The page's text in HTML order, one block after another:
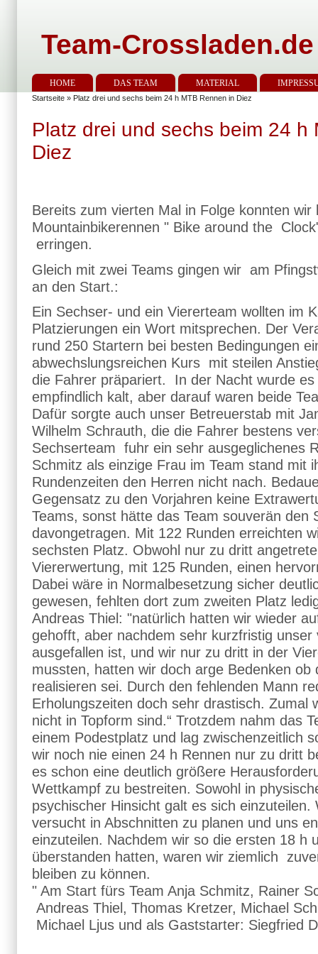
Team-Crossladen.de
HOME DAS TEAM MATERIAL
Startseite » Platz drei und sechs beim 24 h MTB Rennen in Diez
Platz drei und sechs beim 24 h
Diez
Bereits zum vierten Mal in Folge konnten wir
Mountainbikerennen " Bike around the
erringen.
Gleich mit zwei Teams gingen wir am
an den Start.:
Ein Sechser- und ein Viererteam wollten im
Platzierungen ein Wort mitsprechen. Der
rund 250 Startern bei besten Bedingungen
abwechslungsreichen Kurs mit steilen
die Fahrer präpariert. In der Nacht wurde es
empfindlich kalt, aber darauf waren beide
Dafür sorgte auch unser Betreuerstab mit
Wilhelm Schrauth, die die Fahrer bestens
Sechserteam fuhr ein sehr ausgeglichenes
Schmitz als einzige Frau im Team stand mit
Rundenzeiten den Herren nicht nach.
Gegensatz zu den Vorjahren keine
Teams, sonst hätte das Team souverän den
davongetragen. Mit 122 Runden erreichten
sechsten Platz. Obwohl nur zu dritt
Viererwertung, mit 125 Runden, einen
Dabei wäre in Normalbesetzung sicher
gewesen, fehlten dort zum zweiten Platz
Andreas Thiel: "natürlich hatten wir wieder
gehofft, aber nachdem sehr kurzfristig unser
ausgefallen ist, und wir nur zu dritt in der
mussten, hatten wir doch arge Bedenken ob
realisieren sei. Durch den fehlenden Mann
Erholungszeiten doch sehr drastisch. Zumal
nicht in Topform sind.“ Trotzdem nahm das
einem Podestplatz und lag zwischenzeitlich
wir noch nie einen 24 h Rennen nur zu dritt
es schon eine deutlich größere
Wettkampf zu bestreiten. Sowohl in
psychischer Hinsicht galt es sich einzuteilen.
versucht in Abschnitten zu planen und uns
einzuteilen. Nachdem wir so die ersten 18 h
überstanden hatten, waren wir ziemlich
bleiben zu können.
" Am Start fürs Team Anja Schmitz, Rainer
Andreas Thiel, Thomas Kretzer, Michael
Michael Ljus und als Gaststarter: Siegfried